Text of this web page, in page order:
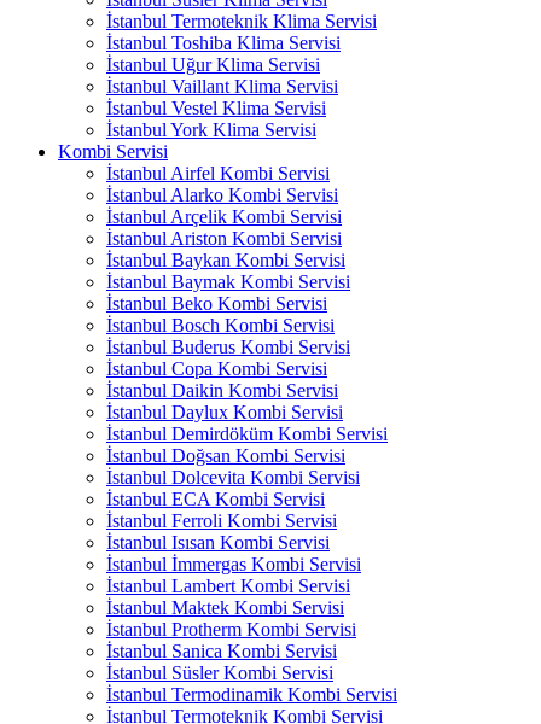
İstanbul Termoteknik Klima Servisi
İstanbul Toshiba Klima Servisi
İstanbul Uğur Klima Servisi
İstanbul Vaillant Klima Servisi
İstanbul Vestel Klima Servisi
İstanbul York Klima Servisi
Kombi Servisi
İstanbul Airfel Kombi Servisi
İstanbul Alarko Kombi Servisi
İstanbul Arçelik Kombi Servisi
İstanbul Ariston Kombi Servisi
İstanbul Baykan Kombi Servisi
İstanbul Baymak Kombi Servisi
İstanbul Beko Kombi Servisi
İstanbul Bosch Kombi Servisi
İstanbul Buderus Kombi Servisi
İstanbul Copa Kombi Servisi
İstanbul Daikin Kombi Servisi
İstanbul Daylux Kombi Servisi
İstanbul Demirdöküm Kombi Servisi
İstanbul Doğsan Kombi Servisi
İstanbul Dolcevita Kombi Servisi
İstanbul ECA Kombi Servisi
İstanbul Ferroli Kombi Servisi
İstanbul Isısan Kombi Servisi
İstanbul İmmergas Kombi Servisi
İstanbul Lambert Kombi Servisi
İstanbul Maktek Kombi Servisi
İstanbul Protherm Kombi Servisi
İstanbul Sanica Kombi Servisi
İstanbul Süsler Kombi Servisi
İstanbul Termodinamik Kombi Servisi
İstanbul Termoteknik Kombi Servisi